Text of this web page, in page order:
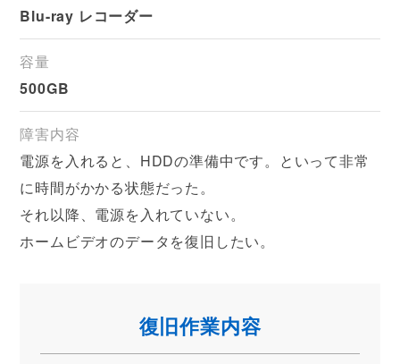
Blu-ray レコーダー
容量
500GB
障害内容
電源を入れると、HDDの準備中です。といって非常
に時間がかかる状態だった。
それ以降、電源を入れていない。
ホームビデオのデータを復旧したい。
復旧作業内容